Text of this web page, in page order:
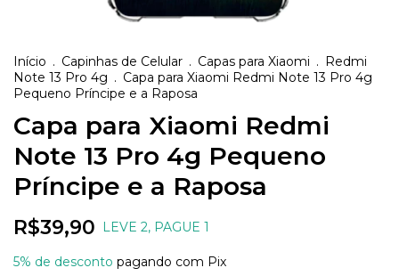
Início . Capinhas de Celular . Capas para Xiaomi . Redmi
Note 13 Pro 4g . Capa para Xiaomi Redmi Note 13 Pro 4g
Pequeno Príncipe e a Raposa
Capa para Xiaomi Redmi
Note 13 Pro 4g Pequeno
Príncipe e a Raposa
R$39,90 LEVE 2, PAGUE 1
5% de desconto pagando com Pix